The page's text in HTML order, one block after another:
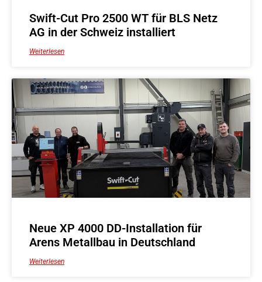
Swift-Cut Pro 2500 WT für BLS Netz
AG in der Schweiz installiert
Weiterlesen
Neue XP 4000 DD-Installation für
Arens Metallbau in Deutschland
Weiterlesen